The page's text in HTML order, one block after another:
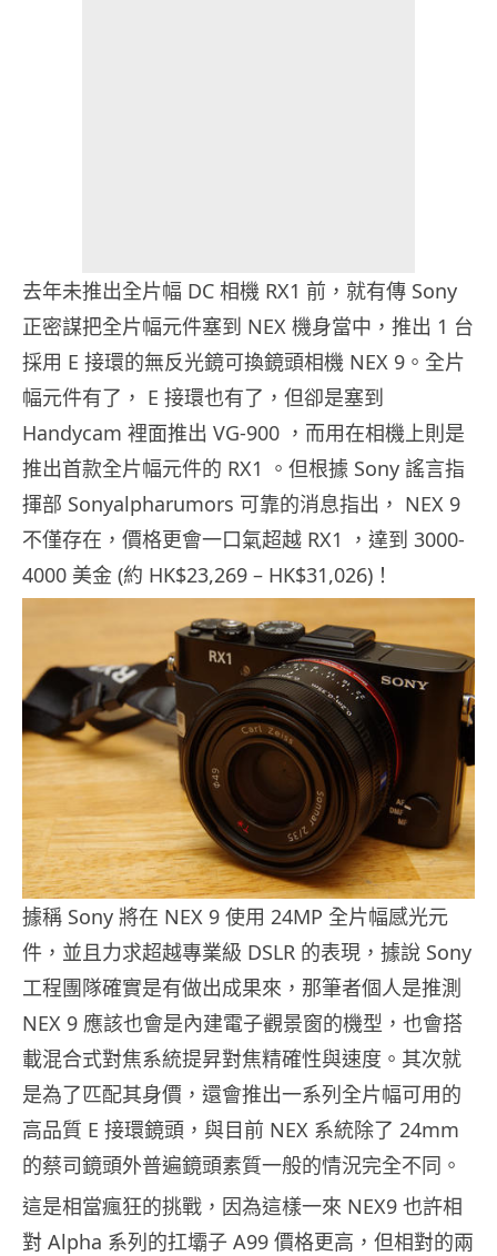
去年未推出全片幅 DC 相機 RX1 前，就有傳 Sony
正密謀把全片幅元件塞到 NEX 機身當中，推出 1 台
採用 E 接環的無反光鏡可換鏡頭相機 NEX 9。全片
幅元件有了， E 接環也有了，但卻是塞到
Handycam 裡面推出 VG-900 ，而用在相機上則是
推出首款全片幅元件的 RX1 。但根據 Sony 謠言指
揮部 Sonyalpharumors 可靠的消息指出， NEX 9
不僅存在，價格更會一口氣超越 RX1 ，達到 3000-
4000 美金 (約 HK$23,269 – HK$31,026)！
據稱 Sony 將在 NEX 9 使用 24MP 全片幅感光元
件，並且力求超越專業級 DSLR 的表現，據說 Sony
工程團隊確實是有做出成果來，那筆者個人是推測
NEX 9 應該也會是內建電子觀景窗的機型，也會搭
載混合式對焦系統提昇對焦精確性與速度。其次就
是為了匹配其身價，還會推出一系列全片幅可用的
高品質 E 接環鏡頭，與目前 NEX 系統除了 24mm
的蔡司鏡頭外普遍鏡頭素質一般的情況完全不同。
這是相當瘋狂的挑戰，因為這樣一來 NEX9 也許相
對 Alpha 系列的扛壩子 A99 價格更高，但相對的兩